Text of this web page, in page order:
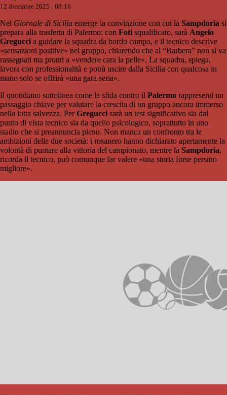
12 dicembre 2025 - 08:16
Nel Giornale di Sicilia emerge la convinzione con cui la Sampdoria si
prepara alla trasferta di Palermo: con Foti squalificato, sarà Angelo
Gregucci a guidare la squadra da bordo campo, e il tecnico descrive
«sensazioni positive» nel gruppo, chiarendo che al “Barbera” non si va
rassegnati ma pronti a «vendere cara la pelle». La squadra, spiega,
lavora con professionalità e potrà uscire dalla Sicilia con qualcosa in
mano solo se offrirà «una gara seria».
Il quotidiano sottolinea come la sfida contro il Palermo rappresenti un
passaggio chiave per valutare la crescita di un gruppo ancora immerso
nella lotta salvezza. PerGregucci sarà un test significativo sia dal
punto di vista tecnico sia da quello psicologico, soprattutto in uno
stadio che si preannuncia pieno. Non manca un confronto tra le
ambizioni delle due società: i rosanero hanno dichiarato apertamente la
volontà di puntare alla vittoria del campionato, mentre la Sampdoria,
ricorda il tecnico, può comunque far valere «una storia forse persino
migliore».